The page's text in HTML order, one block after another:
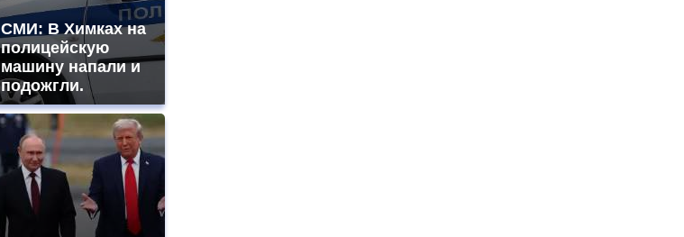
СМИ: В Химках на
полицейскую
машину напали и
подожгли.